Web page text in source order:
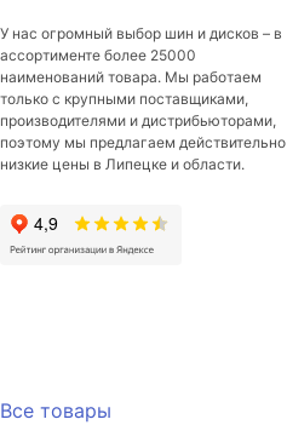
92
T
У нас огромный выбор шин и дисков – в
ассортименте более 25000
наименований товара. Мы работаем
только с крупными поставщиками,
производителями и дистрибьюторами,
поэтому мы предлагаем действительно
низкие цены в Липецке и области.
Все товары